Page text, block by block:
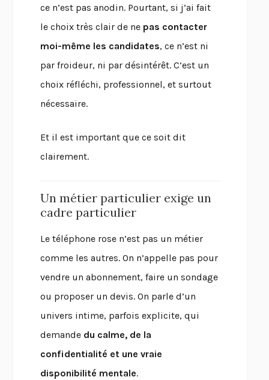
ce n’est pas anodin. Pourtant, si j’ai fait
le choix très clair de ne pas contacter
moi-même les candidates, ce n’est ni
par froideur, ni par désintérêt. C’est un
choix réfléchi, professionnel, et surtout
nécessaire.
Et il est important que ce soit dit
clairement.
Un métier particulier exige un
cadre particulier
Le téléphone rose n’est pas un métier
comme les autres. On n’appelle pas pour
vendre un abonnement, faire un sondage
ou proposer un devis. On parle d’un
univers intime, parfois explicite, qui
demande du calme, de la
confidentialité et une vraie
disponibilité mentale.